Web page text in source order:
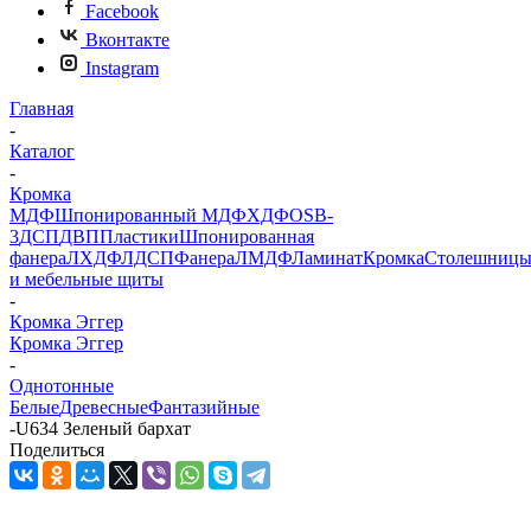
Facebook
Вконтакте
Instagram
Главная
-
Каталог
-
Кромка
МДФШпонированный МДФХДФOSB-
3ДСПДВППластикиШпонированная
фанераЛХДФЛДСПФанераЛМДФЛаминатКромкаСтолешницы
и мебельные щиты
-
Кромка Эггер
Кромка Эггер
-
Однотонные
БелыеДревесныеФантазийные
-U634 Зеленый бархат
Поделиться